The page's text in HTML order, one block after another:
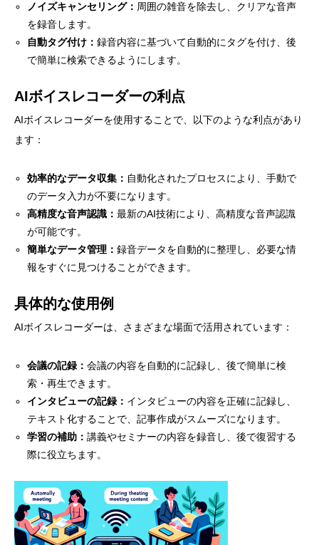
ノイズキャンセリング： 周囲の雑音を除去し、クリアな音声
を録音します。
自動タグ付け：録音内容に基づいて自動的にタグを付け、後
で簡単に検索できるようにします。
AIボイスレコーダーの利点
AIボイスレコーダーを使用することで、以下のような利点があり
ます：
効率的なデータ収集： 自動化されたプロセスにより、手動で
のデータ入力が不要になります。
高精度な音声認識：最新のAI技術により、高精度な音声認識
が可能です。
簡単なデータ管理：録音データを自動的に整理し、必要な情
報をすぐに見つけることができます。
具体的な使用例
AIボイスレコーダーは、さまざまな場面で活用されています：
会議の記録：会議の内容を自動的に記録し、後で簡単に検
索・再生できます。
インタビューの記録： インタビューの内容を正確に記録し、
テキスト化することで、記事作成がスムーズになります。
学習の補助：講義やセミナーの内容を録音し、後で復習する
際に役立ちます。